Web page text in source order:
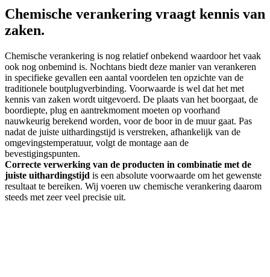
Chemische verankering vraagt kennis van
zaken.
Chemische verankering is nog relatief onbekend waardoor het vaak
ook nog onbemind is. Nochtans biedt deze manier van verankeren
in specifieke gevallen een aantal voordelen ten opzichte van de
traditionele boutplugverbinding. Voorwaarde is wel dat het met
kennis van zaken wordt uitgevoerd. De plaats van het boorgaat, de
boordiepte, plug en aantrekmoment moeten op voorhand
nauwkeurig berekend worden, voor de boor in de muur gaat. Pas
nadat de juiste uithardingstijd is verstreken, afhankelijk van de
omgevingstemperatuur, volgt de montage aan de
bevestigingspunten.
Correcte verwerking van de producten in combinatie met de
juiste uithardingstijd is een absolute voorwaarde om het gewenste
resultaat te bereiken. Wij voeren uw chemische verankering daarom
steeds met zeer veel precisie uit.